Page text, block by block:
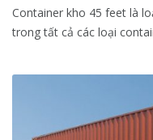
Container kho 45 feet là
trong tất cả các loại